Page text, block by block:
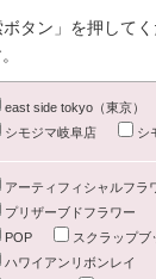
タン」を押して
east side tokyo（東京）
シモジマ岐阜店
シ
アーティフィシャルフラ
プリザーブドフラワー
POP
スクラップブ
ハワイアンリボンレイ